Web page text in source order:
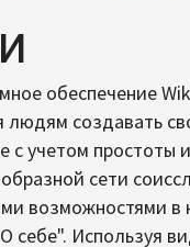
обеспечение
людям создавать
с учетом простоты
сети
возможностями
себе". Используя